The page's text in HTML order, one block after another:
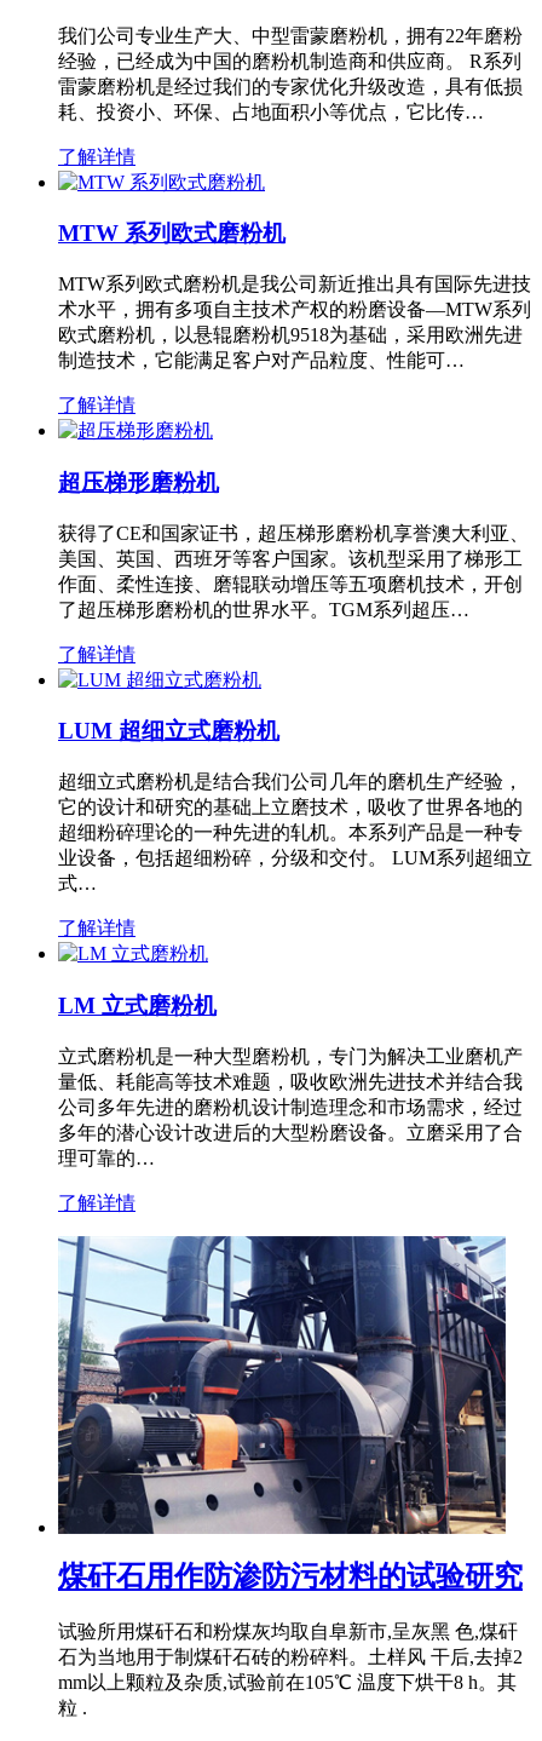
我们公司专业生产大、中型雷蒙磨粉机，拥有22年磨粉
经验，已经成为中国的磨粉机制造商和供应商。 R系列
雷蒙磨粉机是经过我们的专家优化升级改造，具有低损
耗、投资小、环保、占地面积小等优点，它比传…
了解详情
MTW 系列欧式磨粉机
MTW系列欧式磨粉机是我公司新近推出具有国际先进技
术水平，拥有多项自主技术产权的粉磨设备—MTW系列
欧式磨粉机，以悬辊磨粉机9518为基础，采用欧洲先进
制造技术，它能满足客户对产品粒度、性能可…
了解详情
超压梯形磨粉机
获得了CE和国家证书，超压梯形磨粉机享誉澳大利亚、
美国、英国、西班牙等客户国家。该机型采用了梯形工
作面、柔性连接、磨辊联动增压等五项磨机技术，开创
了超压梯形磨粉机的世界水平。TGM系列超压…
了解详情
LUM 超细立式磨粉机
超细立式磨粉机是结合我们公司几年的磨机生产经验，
它的设计和研究的基础上立磨技术，吸收了世界各地的
超细粉碎理论的一种先进的轧机。本系列产品是一种专
业设备，包括超细粉碎，分级和交付。 LUM系列超细立
式…
了解详情
LM 立式磨粉机
立式磨粉机是一种大型磨粉机，专门为解决工业磨机产
量低、耗能高等技术难题，吸收欧洲先进技术并结合我
公司多年先进的磨粉机设计制造理念和市场需求，经过
多年的潜心设计改进后的大型粉磨设备。立磨采用了合
理可靠的…
了解详情
煤矸石用作防渗防污材料的试验研究
试验所用煤矸石和粉煤灰均取自阜新市,呈灰黑 色,煤矸
石为当地用于制煤矸石砖的粉碎料。土样风 干后,去掉2
mm以上颗粒及杂质,试验前在105℃ 温度下烘干8 h。其
粒 .